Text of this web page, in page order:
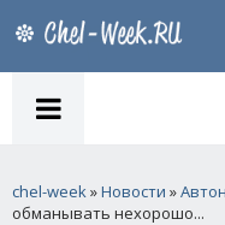
chel-week»Новости »
обманывать нехорошо...